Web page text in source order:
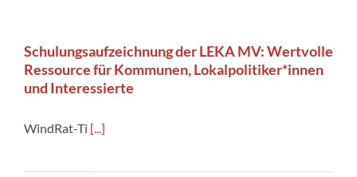
Schulungsaufzeichnung der LEKA MV: Wertvolle
Ressource für Kommunen, Lokalpolitiker*innen
und Interessierte
WindRat-Ti [...]